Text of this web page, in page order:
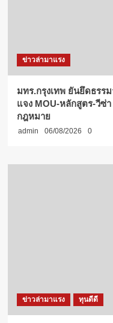
ข่าวล่ามาแรง
มทร.กรุงเทพ ยันยึดธรร
แจง MOU-หลักสูตร-วีซ่
กฎหมาย
admin 06/08/2026 0
ข่าวล่ามาแรง ทุนดีดี